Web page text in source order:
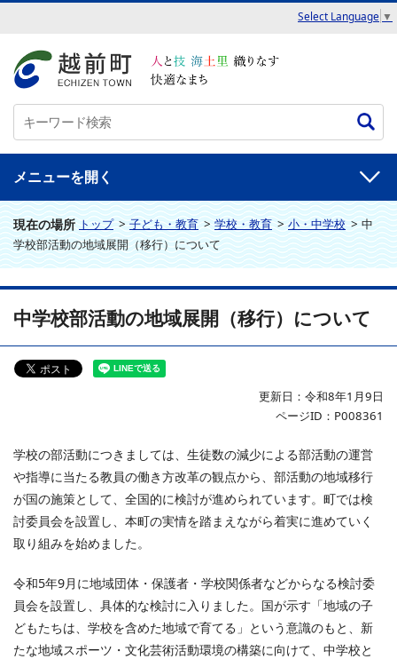
Select Language ▼
メニュー
現在の場所 トップ>子ども・教育>学校・教育>小・中学校>中
学校部活動の地域展開（移行）について
中学校部活動の地域展開（移行）について
更新日：令和8年1月9日
ページID：P008361
学校の部活動につきましては、生徒数の減少による部活動の運営
や指導に当たる教員の働き方改革の観点から、部活動の地域移行
が国の施策として、全国的に検討が進められています。町では検
討委員会を設置し、本町の実情を踏まえながら着実に進めていく
取り組みを始めました。
令和5年9月に地域団体・保護者・学校関係者などからなる検討委
員会を設置し、具体的な検討に入りました。国が示す「地域の子
どもたちは、学校を含めた地域で育てる」という意識のもと、新
たな地域スポーツ・文化芸術活動環境の構築に向けて、中学校と